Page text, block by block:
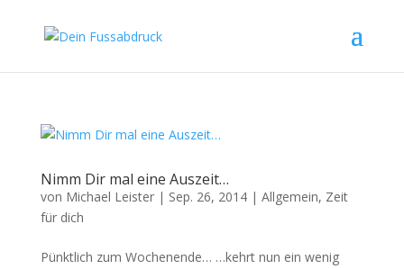
Nimm Dir mal eine Auszeit…
von Michael Leister| Sep. 26, 2014| Allgemein, Zeit
für dich
Pünktlich zum Wochenende… …kehrt nun ein wenig